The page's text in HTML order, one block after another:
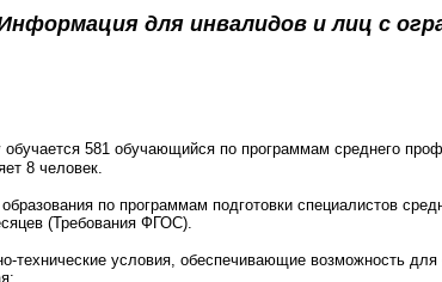
для инвалидов и лиц с
581 обучающийся по программам среднего
8 человек.
по программам подготовки специалистов
(Требования ФГОС).
условия, обеспечивающие возможность для